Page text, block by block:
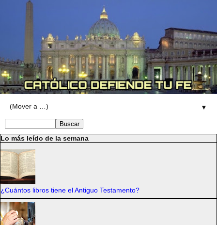
▼
Lo más leído de la semana
¿Cuántos libros tiene el Antiguo Testamento?